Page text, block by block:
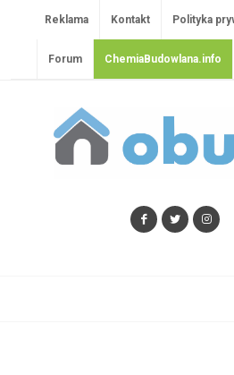
Reklama Kontakt Polityka
Forum ChemiaBudowlana.info